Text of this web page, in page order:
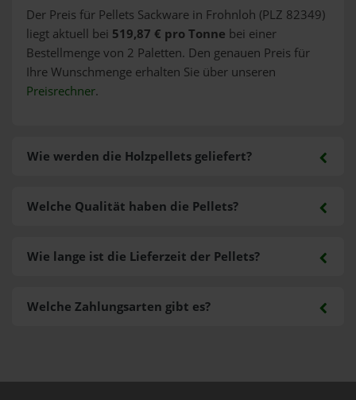
Der Preis für Pellets Sackware in Frohnloh (PLZ 82349)
liegt aktuell bei 519,87 € pro Tonne bei einer
Bestellmenge von 2 Paletten. Den genauen Preis für
Ihre Wunschmenge erhalten Sie über unseren
Preisrechner.
Wie werden die Holzpellets geliefert?
Welche Zahlungsarten gibt es?
Welche Qualität haben die Pellets?
Wie lange ist die Lieferzeit der Pellets?